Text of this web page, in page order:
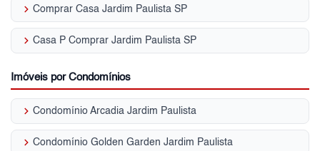
keyboard_arrow_right Comprar Casa Jardim Paulista SP
keyboard_arrow_right Casa P Comprar Jardim Paulista SP
Imóveis por Condomínios
keyboard_arrow_right Condomínio Arcadia Jardim Paulista
keyboard_arrow_right Condomínio Golden Garden Jardim Paulista